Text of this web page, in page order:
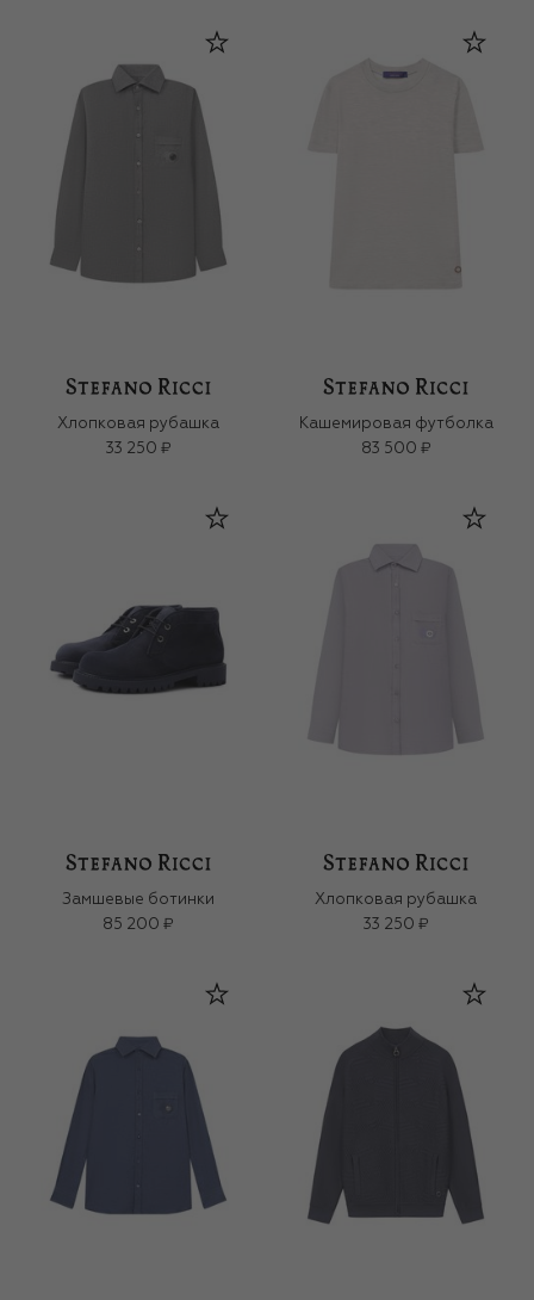
Хлопковая рубашка
33 250 ₽
Кашемировая футболка
83 500 ₽
Замшевые ботинки
85 200 ₽
Хлопковая рубашка
33 250 ₽